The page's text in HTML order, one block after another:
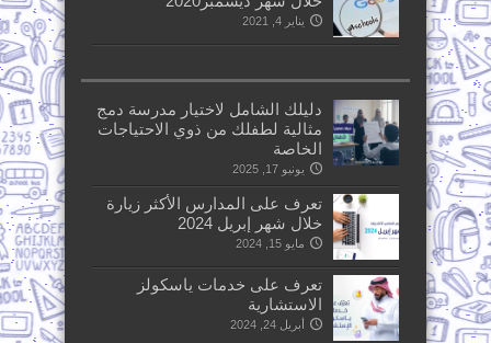
يناير 4, 2021
دليلك الشامل لاختيار مدرسة دمج
مثالية لطفلك من ذوي الاحتياجات
الخاصة
يونيو 17, 2025
تعرف على المدارس الأكثر زيارة
خلال شهر إبريل 2024
مايو 15, 2024
تعرف على خدمات ياسكولز
الاستشارية
أبريل 24, 2024